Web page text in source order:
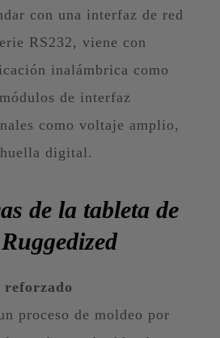
con una interfaz de red
RS232, viene con
inalámbrica como
de interfaz
como voltaje amplio,
digital.
de la tableta de
reforzado
proceso de moldeo por